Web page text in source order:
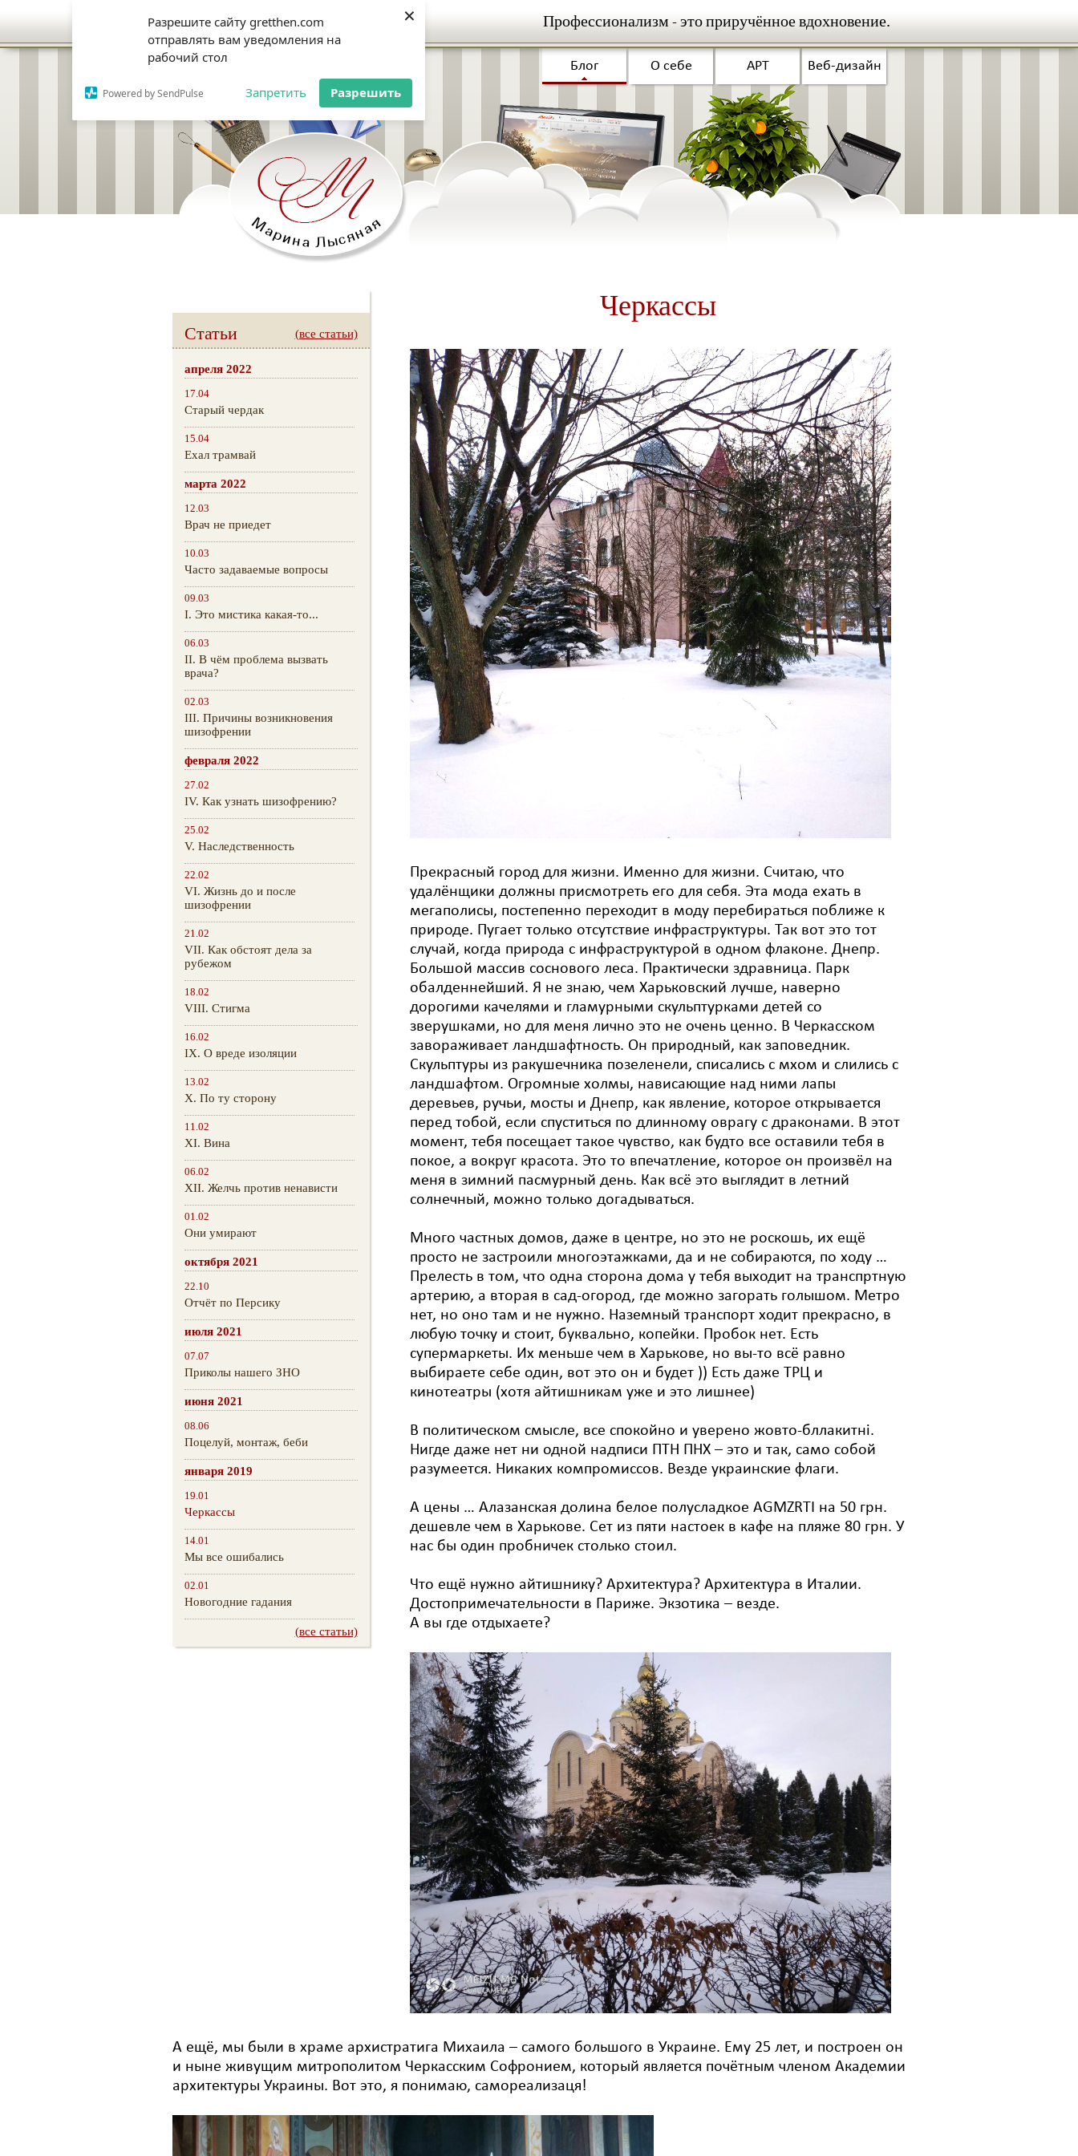
Разрешите сайту gretthen.com
отправлять вам уведомления на
рабочий стол
Powered by SendPulse Запретить Разрешить
× Профессионализм - это приручённое вдохновение.
Блог О себе АРТ Веб-дизайн
Статьи (все статьи)
(все статьи)
апреля 2022
17.04
Старый чердак
15.04
Ехал трамвай
марта 2022
12.03
Врач не приедет
10.03
Часто задаваемые вопросы
09.03
I. Это мистика какая-то...
06.03
II. В чём проблема вызвать
врача?
02.03
III. Причины возникновения
шизофрении
февраля 2022
27.02
IV. Как узнать шизофрению?
25.02
V. Наследственность
22.02
VI. Жизнь до и после
шизофрении
21.02
VII. Как обстоят дела за
рубежом
18.02
VIII. Стигма
16.02
IX. О вреде изоляции
13.02
Х. По ту сторону
11.02
XI. Вина
06.02
XII. Желчь против ненависти
01.02
Они умирают
октября 2021
22.10
Отчёт по Персику
июля 2021
07.07
Приколы нашего ЗНО
июня 2021
08.06
Поцелуй, монтаж, беби
января 2019
19.01
Черкассы
14.01
Мы все ошибались
02.01
Новогодние гадания
Черкассы
Прекрасный город для жизни. Именно для жизни. Считаю, что
удалёнщики должны присмотреть его для себя. Эта мода ехать в
мегаполисы, постепенно переходит в моду перебираться поближе к
природе. Пугает только отсутствие инфраструктуры. Так вот это тот
случай, когда природа с инфраструктурой в одном флаконе. Днепр.
Большой массив соснового леса. Практически здравница. Парк
обалденнейший. Я не знаю, чем Харьковский лучше, наверно
дорогими качелями и гламурными скульптурками детей со
зверушками, но для меня лично это не очень ценно. В Черкасском
завораживает ландшафтность. Он природный, как заповедник.
Скульптуры из ракушечника позеленели, списались с мхом и слились с
ландшафтом. Огромные холмы, нависающие над ними лапы
деревьев, ручьи, мосты и Днепр, как явление, которое открывается
перед тобой, если спуститься по длинному оврагу с драконами. В этот
момент, тебя посещает такое чувство, как будто все оставили тебя в
покое, а вокруг красота. Это то впечатление, которое он произвёл на
меня в зимний пасмурный день. Как всё это выглядит в летний
солнечный, можно только догадываться.
Много частных домов, даже в центре, но это не роскошь, их ещё
просто не застроили многоэтажками, да и не собираются, по ходу …
Прелесть в том, что одна сторона дома у тебя выходит на транспртную
артерию, а вторая в сад-огород, где можно загорать голышом. Метро
нет, но оно там и не нужно. Наземный транспорт ходит прекрасно, в
любую точку и стоит, буквально, копейки. Пробок нет. Есть
супермаркеты. Их меньше чем в Харькове, но вы-то всё равно
выбираете себе один, вот это он и будет )) Есть даже ТРЦ и
кинотеатры (хотя айтишникам уже и это лишнее)
В политическом смысле, все спокойно и уверено жовто-бллакитні.
Нигде даже нет ни одной надписи ПТН ПНХ – это и так, само собой
разумеется. Никаких компромиссов. Везде украинские флаги.
А цены … Алазанская долина белое полусладкое AGMZRTI на 50 грн.
дешевле чем в Харькове. Сет из пяти настоек в кафе на пляже 80 грн. У
нас бы один пробничек столько стоил.
Что ещё нужно айтишнику? Архитектура? Архитектура в Италии.
Достопримечательности в Париже. Экзотика – везде.
А вы где отдыхаете?
А ещё, мы были в храме архистратига Михаила – самого большого в Украине. Ему 25 лет, и построен он
и ныне живущим митрополитом Черкасским Софронием, который является почётным членом Академии
архитектуры Украины. Вот это, я понимаю, самореализаця!